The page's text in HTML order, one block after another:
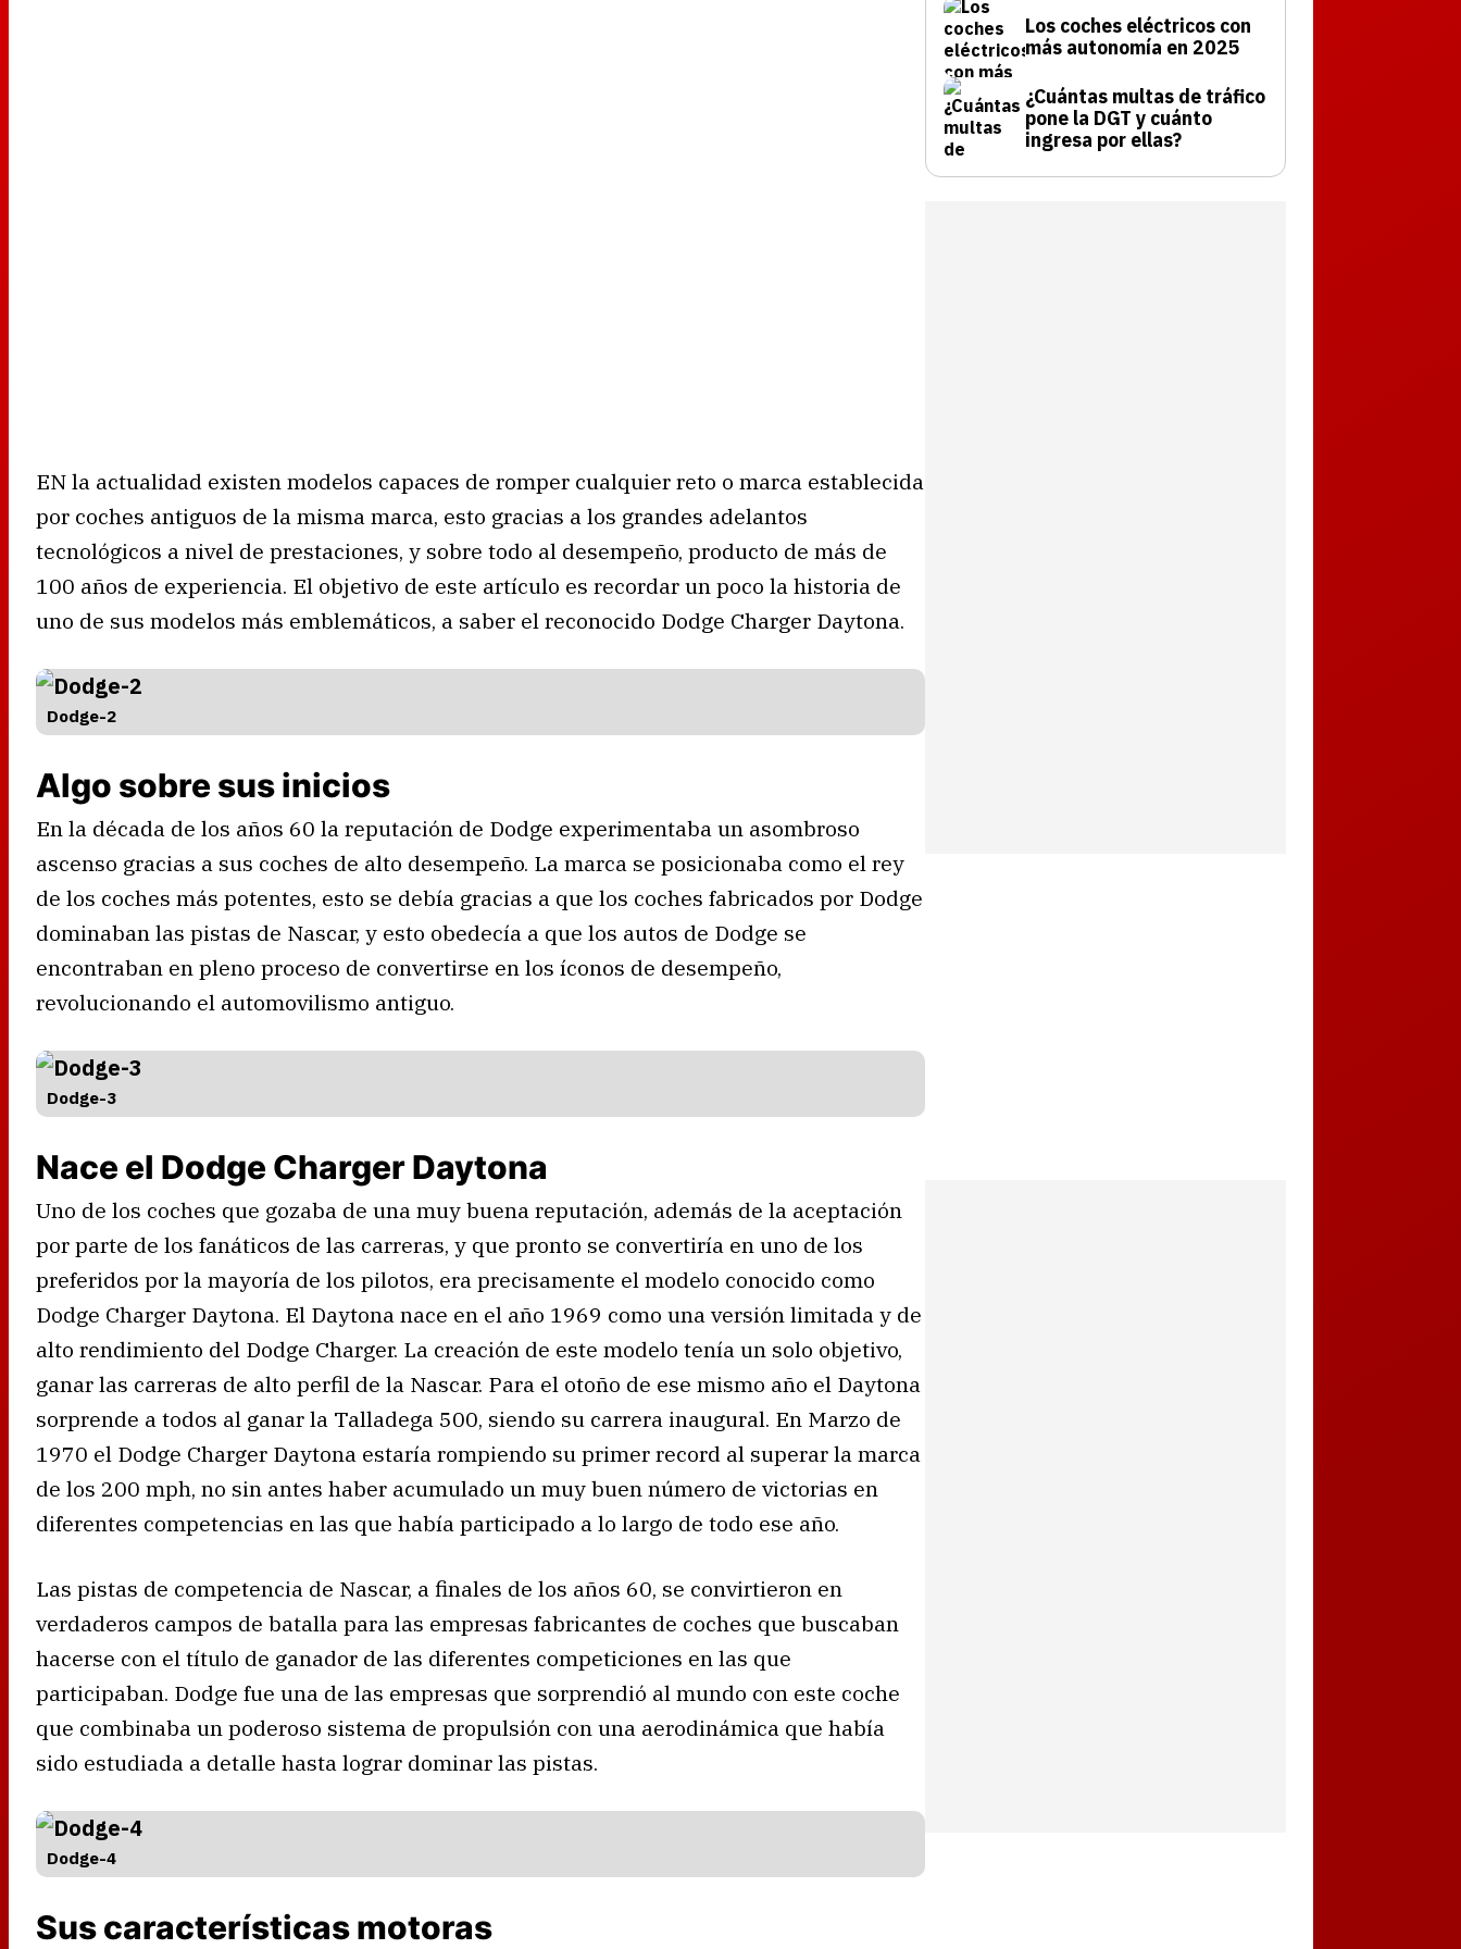
EN la actualidad existen modelos capaces de romper cualquier reto o marca establecida
por coches antiguos de la misma marca, esto gracias a los grandes adelantos
tecnológicos a nivel de prestaciones, y sobre todo al desempeño, producto de más de
100 años de experiencia. El objetivo de este artículo es recordar un poco la historia de
uno de sus modelos más emblemáticos, a saber el reconocido Dodge Charger Daytona.
Dodge-2
Algo sobre sus inicios
En la década de los años 60 la reputación de Dodge experimentaba un asombroso
ascenso gracias a sus coches de alto desempeño. La marca se posicionaba como el rey
de los coches más potentes, esto se debía gracias a que los coches fabricados por Dodge
dominaban las pistas de Nascar, y esto obedecía a que los autos de Dodge se
encontraban en pleno proceso de convertirse en los íconos de desempeño,
revolucionando el automovilismo antiguo.
Dodge-3
Nace el Dodge Charger Daytona
Uno de los coches que gozaba de una muy buena reputación, además de la aceptación
por parte de los fanáticos de las carreras, y que pronto se convertiría en uno de los
preferidos por la mayoría de los pilotos, era precisamente el modelo conocido como
Dodge Charger Daytona. El Daytona nace en el año 1969 como una versión limitada y de
alto rendimiento del Dodge Charger. La creación de este modelo tenía un solo objetivo,
ganar las carreras de alto perfil de la Nascar. Para el otoño de ese mismo año el Daytona
sorprende a todos al ganar la Talladega 500, siendo su carrera inaugural. En Marzo de
1970 el Dodge Charger Daytona estaría rompiendo su primer record al superar la marca
de los 200 mph, no sin antes haber acumulado un muy buen número de victorias en
diferentes competencias en las que había participado a lo largo de todo ese año.
Las pistas de competencia de Nascar, a finales de los años 60, se convirtieron en
verdaderos campos de batalla para las empresas fabricantes de coches que buscaban
hacerse con el título de ganador de las diferentes competiciones en las que
participaban. Dodge fue una de las empresas que sorprendió al mundo con este coche
que combinaba un poderoso sistema de propulsión con una aerodinámica que había
sido estudiada a detalle hasta lograr dominar las pistas.
Dodge-4
Sus características motoras
Los coches eléctricos con
más autonomía en 2025
¿Cuántas multas de tráfico
pone la DGT y cuánto
ingresa por ellas?